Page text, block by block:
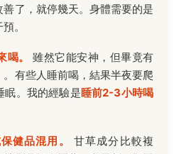
了，就停幾天。身體需要的是
。
。
雖然它能安神，但畢竟有
有些人睡前喝，結果半夜要爬
眠。我的經驗是睡前2-3小時喝
健品混用。
甘草成分比較複